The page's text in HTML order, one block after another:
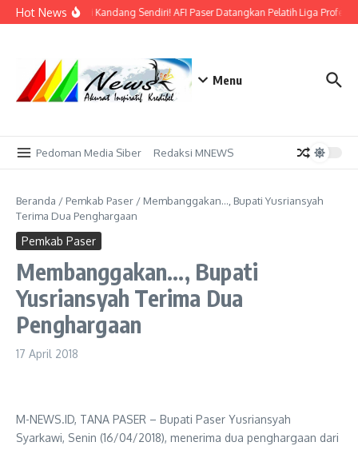
Lewati ke konten
Hot News
Bidik Emas di Kandang Sendiri! AFI Paser Datangkan Pelatih Liga
Menu
Pedoman Media Siber Redaksi MNEWS
Beranda / Pemkab Paser / Membanggakan…, Bupati Yusriansyah
Terima Dua Penghargaan
Pemkab Paser
Membanggakan…, Bupati
Yusriansyah Terima Dua
Penghargaan
17 April 2018
M-NEWS.ID, TANA PASER – Bupati Paser Yusriansyah
Syarkawi, Senin (16/04/2018), menerima dua penghargaan dari